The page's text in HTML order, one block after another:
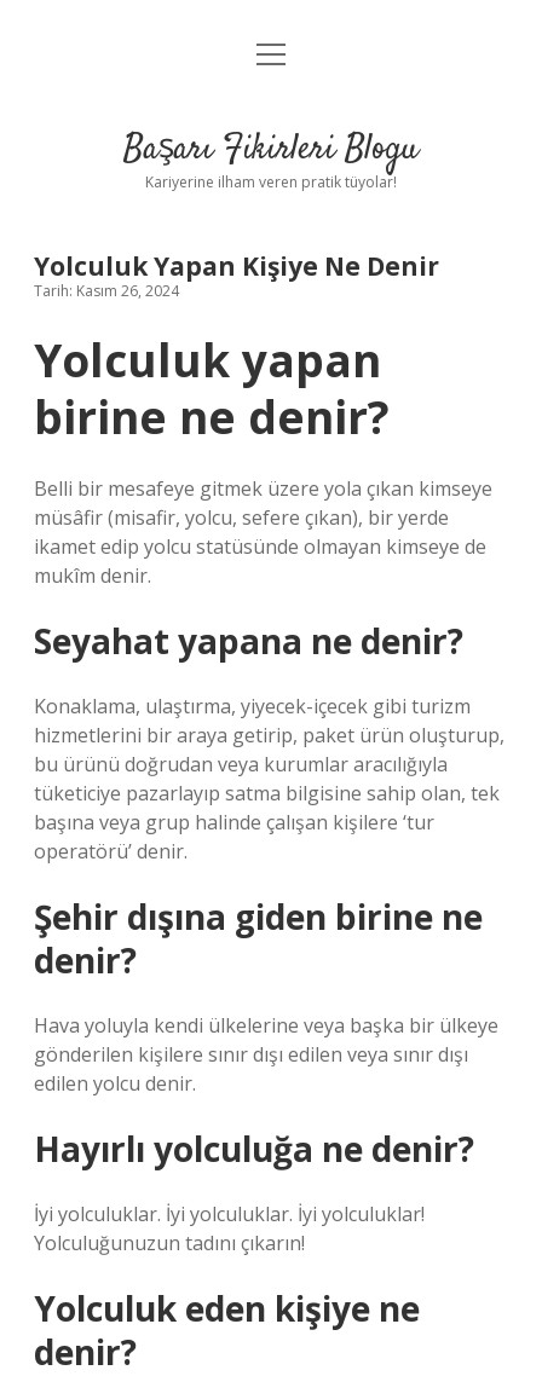
Anasayfa
Yasal Uyarı
menüyü
Başarı Fikirleri Blogu
Kariyerine ilham veren pratik tüyolar!
Yolculuk Yapan Kişiye Ne Denir
Tarih: Kasım 26, 2024
Yolculuk yapan
birine ne denir?
Belli bir mesafeye gitmek üzere yola çıkan kimseye
müsâfir (misafir, yolcu, sefere çıkan), bir yerde
ikamet edip yolcu statüsünde olmayan kimseye de
mukîm denir.
Seyahat yapana ne denir?
Konaklama, ulaştırma, yiyecek-içecek gibi turizm
hizmetlerini bir araya getirip, paket ürün oluşturup,
bu ürünü doğrudan veya kurumlar aracılığıyla
tüketiciye pazarlayıp satma bilgisine sahip olan, tek
başına veya grup halinde çalışan kişilere ‘tur
operatörü’ denir.
Şehir dışına giden birine ne
denir?
Hava yoluyla kendi ülkelerine veya başka bir ülkeye
gönderilen kişilere sınır dışı edilen veya sınır dışı
edilen yolcu denir.
Hayırlı yolculuğa ne denir?
İyi yolculuklar. İyi yolculuklar. İyi yolculuklar!
Yolculuğunuzun tadını çıkarın!
Yolculuk eden kişiye ne
denir?